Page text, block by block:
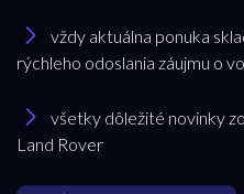
vždy aktuálna ponuka
rýchleho odoslania záujmu o
všetky dôležité novinky
Land Rover